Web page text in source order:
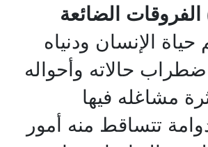
الإنسان ودنياه
حالاته وأحواله
مشاغله فيها
تتساقط منه أمور